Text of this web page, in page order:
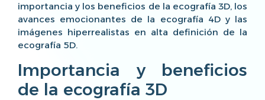
importancia y los beneficios de la ecografía 3D, los
avances emocionantes de la ecografía 4D y las
imágenes hiperrealistas en alta definición de la
ecografía 5D.
Importancia y beneficios
de la ecografía 3D